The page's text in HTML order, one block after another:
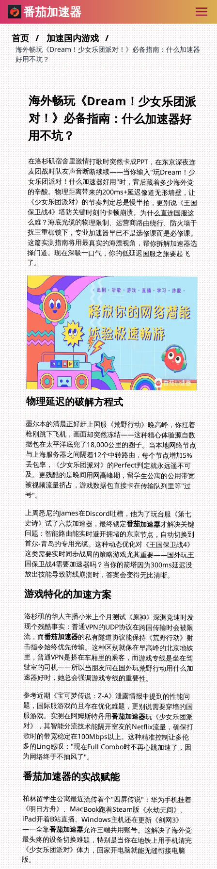
番茄加速器
首页 加速国内游戏
海外畅玩《Dream！少女乐团派对！》必备指南：什么加速器
好用不坑？
海外畅玩《Dream！少女乐团派
对！》必备指南：什么加速器好
用不坑？
在洛杉矶宿舍里激情打歌时突然卡成PPT，在东京深夜连
麦团战时队友声音断断续续——当你输入"玩Dream！少
女乐团派对！什么加速器好用"时，背后藏着多少海外党
的辛酸。物理距离带来的200ms+延迟像道无形墙壁，让
《少女乐团派对》的节奏判定总是慢半拍，更别说《王国
保卫战4》塔防关键时刻的卡顿崩溃。为什么直连国服这
么难？海底光缆的物理限制、运营商路由绕行、防火墙干
扰三重枷锁下，专业加速器早已不是选修课而是必修课。
这篇实测指南将用最真实的海漂视角，帮你拆解加速器选
择门道。现在深吸一口气，你的低延迟国服之旅要起飞
了。
物理延迟的破解方程式
墨尔本的清晨正好赶上国服《荒野行动》晚高峰，你扛着
枪刚跳下飞机，画面却突然冻结——这种糟心体验源自数
据包在太平洋底兜了18,000公里的圈子。当本地网络节点
与上海服务器之间隔着12个中转路由，每个节点增加5%
丢包率，《少女乐团派对》的Perfect判定就永远遥不可
及。更残酷的是晚间用网高峰期，留学生公寓的公用带宽
被视频流量挤占，游戏数据包直接卡在传输队列里等"过
号"。
上周悉尼的James在Discord吐槽，他为了玩台服《第七
史诗》试了六款加速器，最终锁定番茄加速器才解决关键
问题：智能路由能实时避开拥堵的东京节点，自动切换到
首尔-青岛的专用光缆。这种动态优化对《王国保卫战4》
这类需要实时同步战局的策略游戏尤其重要——国外玩王
国保卫战4需要加速器吗？当你的箭塔因为300ms延迟没
放出技能导致防线崩溃时，答案会变得无比清晰。
游戏特化的加速方案
洛杉矶的华人主播小米上个月测试《原神》深渊竞速时发
现个残酷事实：普通VPN的UDP协议在跨国传输时会被限
流，而番茄加速器的私有隧道协议能保持《荒野行动》射
击指令始终优先传输。这种区别就像在早高峰的北京地铁
里，普通VPN是挤在车厢里的乘客，而游戏专线是坐在驾
驶室的司机——所以当朋友问在国外玩荒野行动用什么加
速器好时，她总会强调游戏专线的重要性。
参考近期《宝可梦传说：Z-A》泄露情报中提到的性能问
题，国际服游戏尚且存在优化难题，更别说需要穿墙的国
服游戏。实测在阿姆斯特丹用番茄加速器玩《少女乐团派
对》，其智能分流技术能隔开室友的Netflix流量，确保打
歌时的带宽稳定在100Mbps以上。这种精准控制让多伦
多的Ling感叹："现在Full Combo时不再心跳加速了，因
为网络终于不抽风了"。
番茄加速器的实战赋能
柏林留学生公寓最近流传着个"四屏传说"：华为手机挂着
《明日方舟》、MacBook跑着Steam版《永劫无间》、
iPad开着B站直播、Windows主机还在更新《剑网3》
——全靠番茄加速器允许三端共用账号。这解决了海外党
最头疼的设备切换难题，特别是当你在地铁上用手机清完
《少女乐团派对》体力，回家开电脑就能无缝衔接电脑
版。